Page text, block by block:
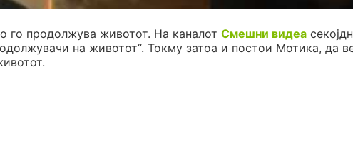
го продолжува животот. На каналот Смешни видеа
на животот“. Токму затоа и постои Мотика, да